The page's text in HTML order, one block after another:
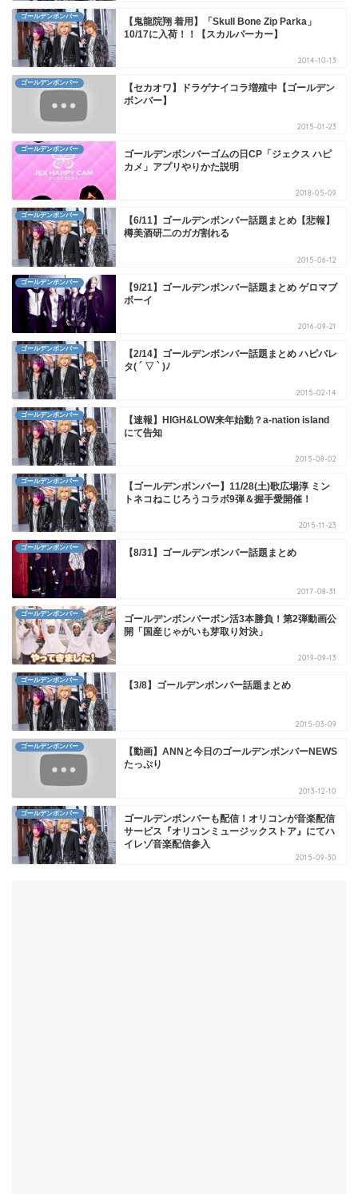
ゴールデンボンバー
【鬼龍院翔 着用】「Skull Bone Zip Parka」
10/17に入荷！！【スカルパーカー】
2014-10-13
ゴールデンボンバー
【セカオワ】ドラゲナイコラ増殖中【ゴールデン
ボンバー】
2015-01-23
ゴールデンボンバー
ゴールデンボンバーゴムの日CP「ジェクス ハピ
カメ」アプリやりかた説明
2018-05-09
ゴールデンボンバー
【6/11】ゴールデンボンバー話題まとめ【悲報】
樽美酒研二のガガ割れる
2015-06-12
ゴールデンボンバー
【9/21】ゴールデンボンバー話題まとめ ゲロマブ
ボーイ
2016-09-21
ゴールデンボンバー
【2/14】ゴールデンボンバー話題まとめ ハピバレ
タ( ´ ▽ ` )ﾉ
2015-02-14
ゴールデンボンバー
【速報】HIGH&LOW来年始動？a-nation island
にて告知
2015-08-02
ゴールデンボンバー
【ゴールデンボンバー】11/28(土)歌広場淳 ミン
トネコねこじろうコラボ9弾＆握手愛開催！
2015-11-23
ゴールデンボンバー 【8/31】ゴールデンボンバー話題まとめ
2017-08-31
ゴールデンボンバー
ゴールデンボンバーボン活3本勝負！第2弾動画公
開「国産じゃがいも芽取り対決」
2019-09-13
ゴールデンボンバー 【3/8】ゴールデンボンバー話題まとめ
2015-03-09
ゴールデンボンバー
【動画】ANNと今日のゴールデンボンバーNEWS
たっぷり
2013-12-10
ゴールデンボンバー
ゴールデンボンバーも配信！オリコンが音楽配信
サービス『オリコンミュージックストア』にてハ
イレゾ音楽配信参入
2015-09-30